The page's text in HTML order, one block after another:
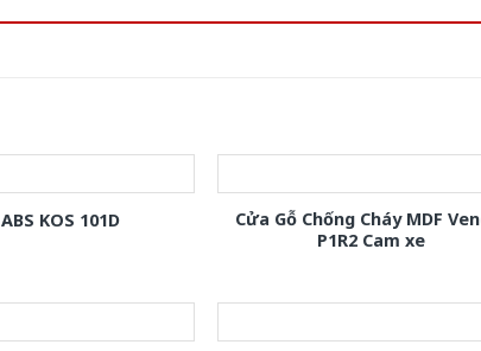
KOS 101D
Cửa Gỗ Chống Cháy MDF
P1R2 Cam xe